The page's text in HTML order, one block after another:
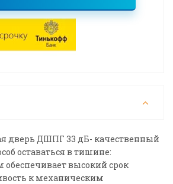
дверь ДШПГ 33 дБ- качественный
оставаться в тишине:
высокий срок
к механическим